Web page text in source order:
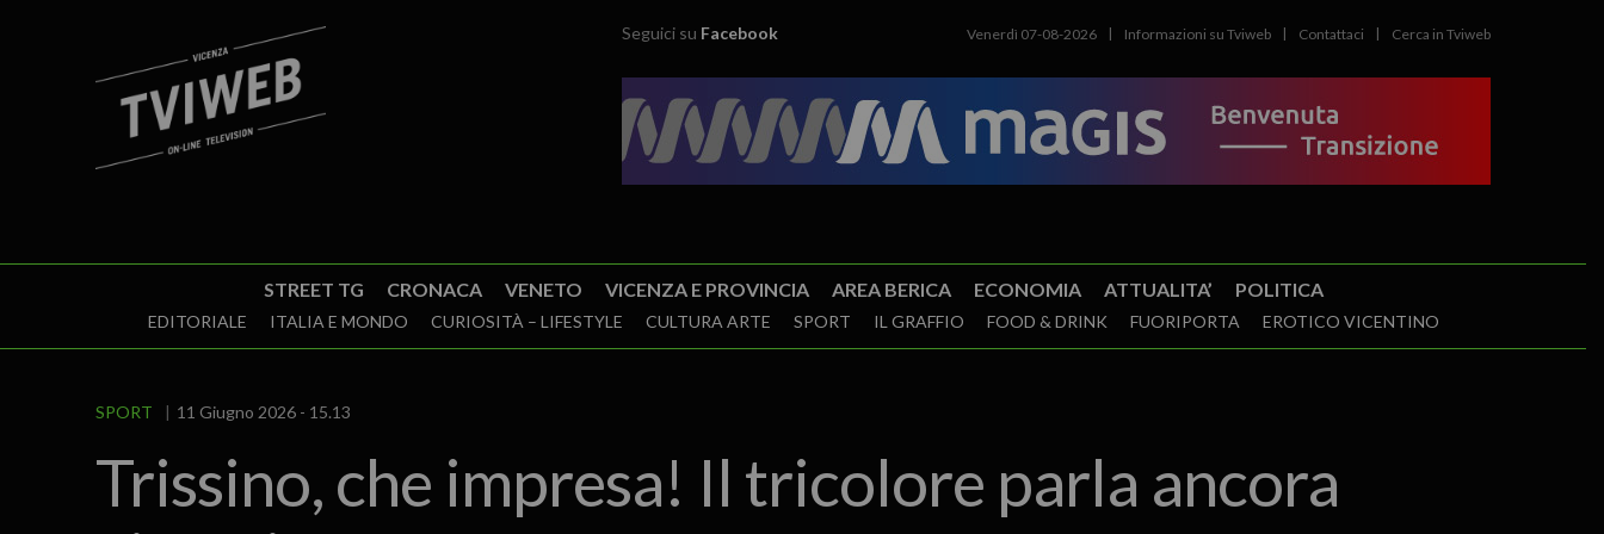
Seguici su Facebook Venerdì 07-08-2026 Informazioni su Tviweb Contattaci Cerca in Tviweb
STREET TG CRONACA VENETO VICENZA E PROVINCIA AREA BERICA ECONOMIA ATTUALITA’ POLITICA
EDITORIALE ITALIA E MONDO CURIOSITÀ – LIFESTYLE CULTURA ARTE SPORT IL GRAFFIO FOOD & DRINK FUORIPORTA EROTICO VICENTINO
SPORT 11 Giugno 2026 - 15.13
Trissino, che impresa! Il tricolore parla ancora